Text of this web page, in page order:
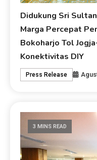
Didukung Sri
Marga Percepat
Bokoharjo Tol
Konektivitas DIY
Press Release
3 MINS READ